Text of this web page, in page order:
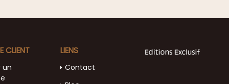
LIENS
Contact
CLIENT
un